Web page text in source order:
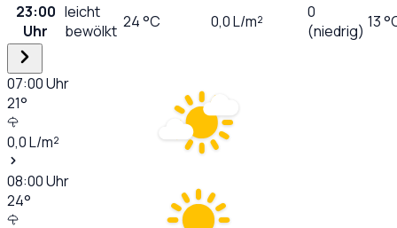
23:00
Uhr
leicht
bewölkt 24°C 0,0L/m²
0
(niedrig) 13
07:00Uhr
21°
0,0L/m²
08:00Uhr
24°